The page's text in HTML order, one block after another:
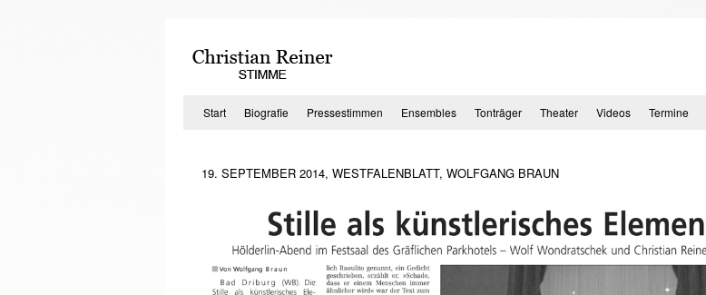
springen
Start Biografie Pressestimmen Ensembles Tonträger Theater Videos Termine
19. SEPTEMBER 2014, WESTFALENBLATT, WOLFGANG BRAUN